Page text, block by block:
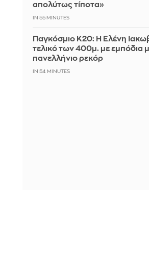
απολύτως τίποτα»
IN 55 MINUTES
Παγκόσμιο Κ20: Η Ελένη
τελικό των 400μ. με εμπόδια
πανελλήνιο ρεκόρ
IN 54 MINUTES